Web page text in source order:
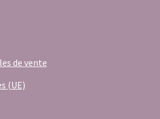
de vente
(UE)